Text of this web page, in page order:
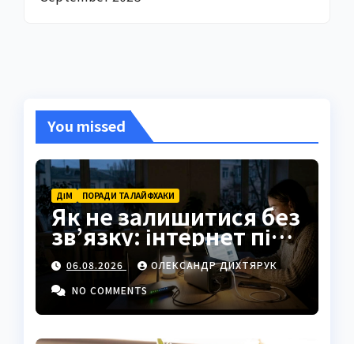
You missed
ДІМ ПОРАДИ ТА ЛАЙФХАКИ
Як не залишитися без
зв’язку: інтернет під
час відключень світла
06.08.2026
ОЛЕКСАНДР ДИХТЯРУК
NO COMMENTS